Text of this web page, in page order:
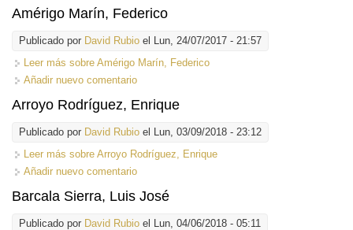
Amérigo Marín, Federico
Publicado por David Rubio el Lun, 24/07/2017 - 21:57
Leer más sobre Amérigo Marín, Federico
Añadir nuevo comentario
Arroyo Rodríguez, Enrique
Publicado por David Rubio el Lun, 03/09/2018 - 23:12
Leer más sobre Arroyo Rodríguez, Enrique
Añadir nuevo comentario
Barcala Sierra, Luis José
Publicado por David Rubio el Lun, 04/06/2018 - 05:11